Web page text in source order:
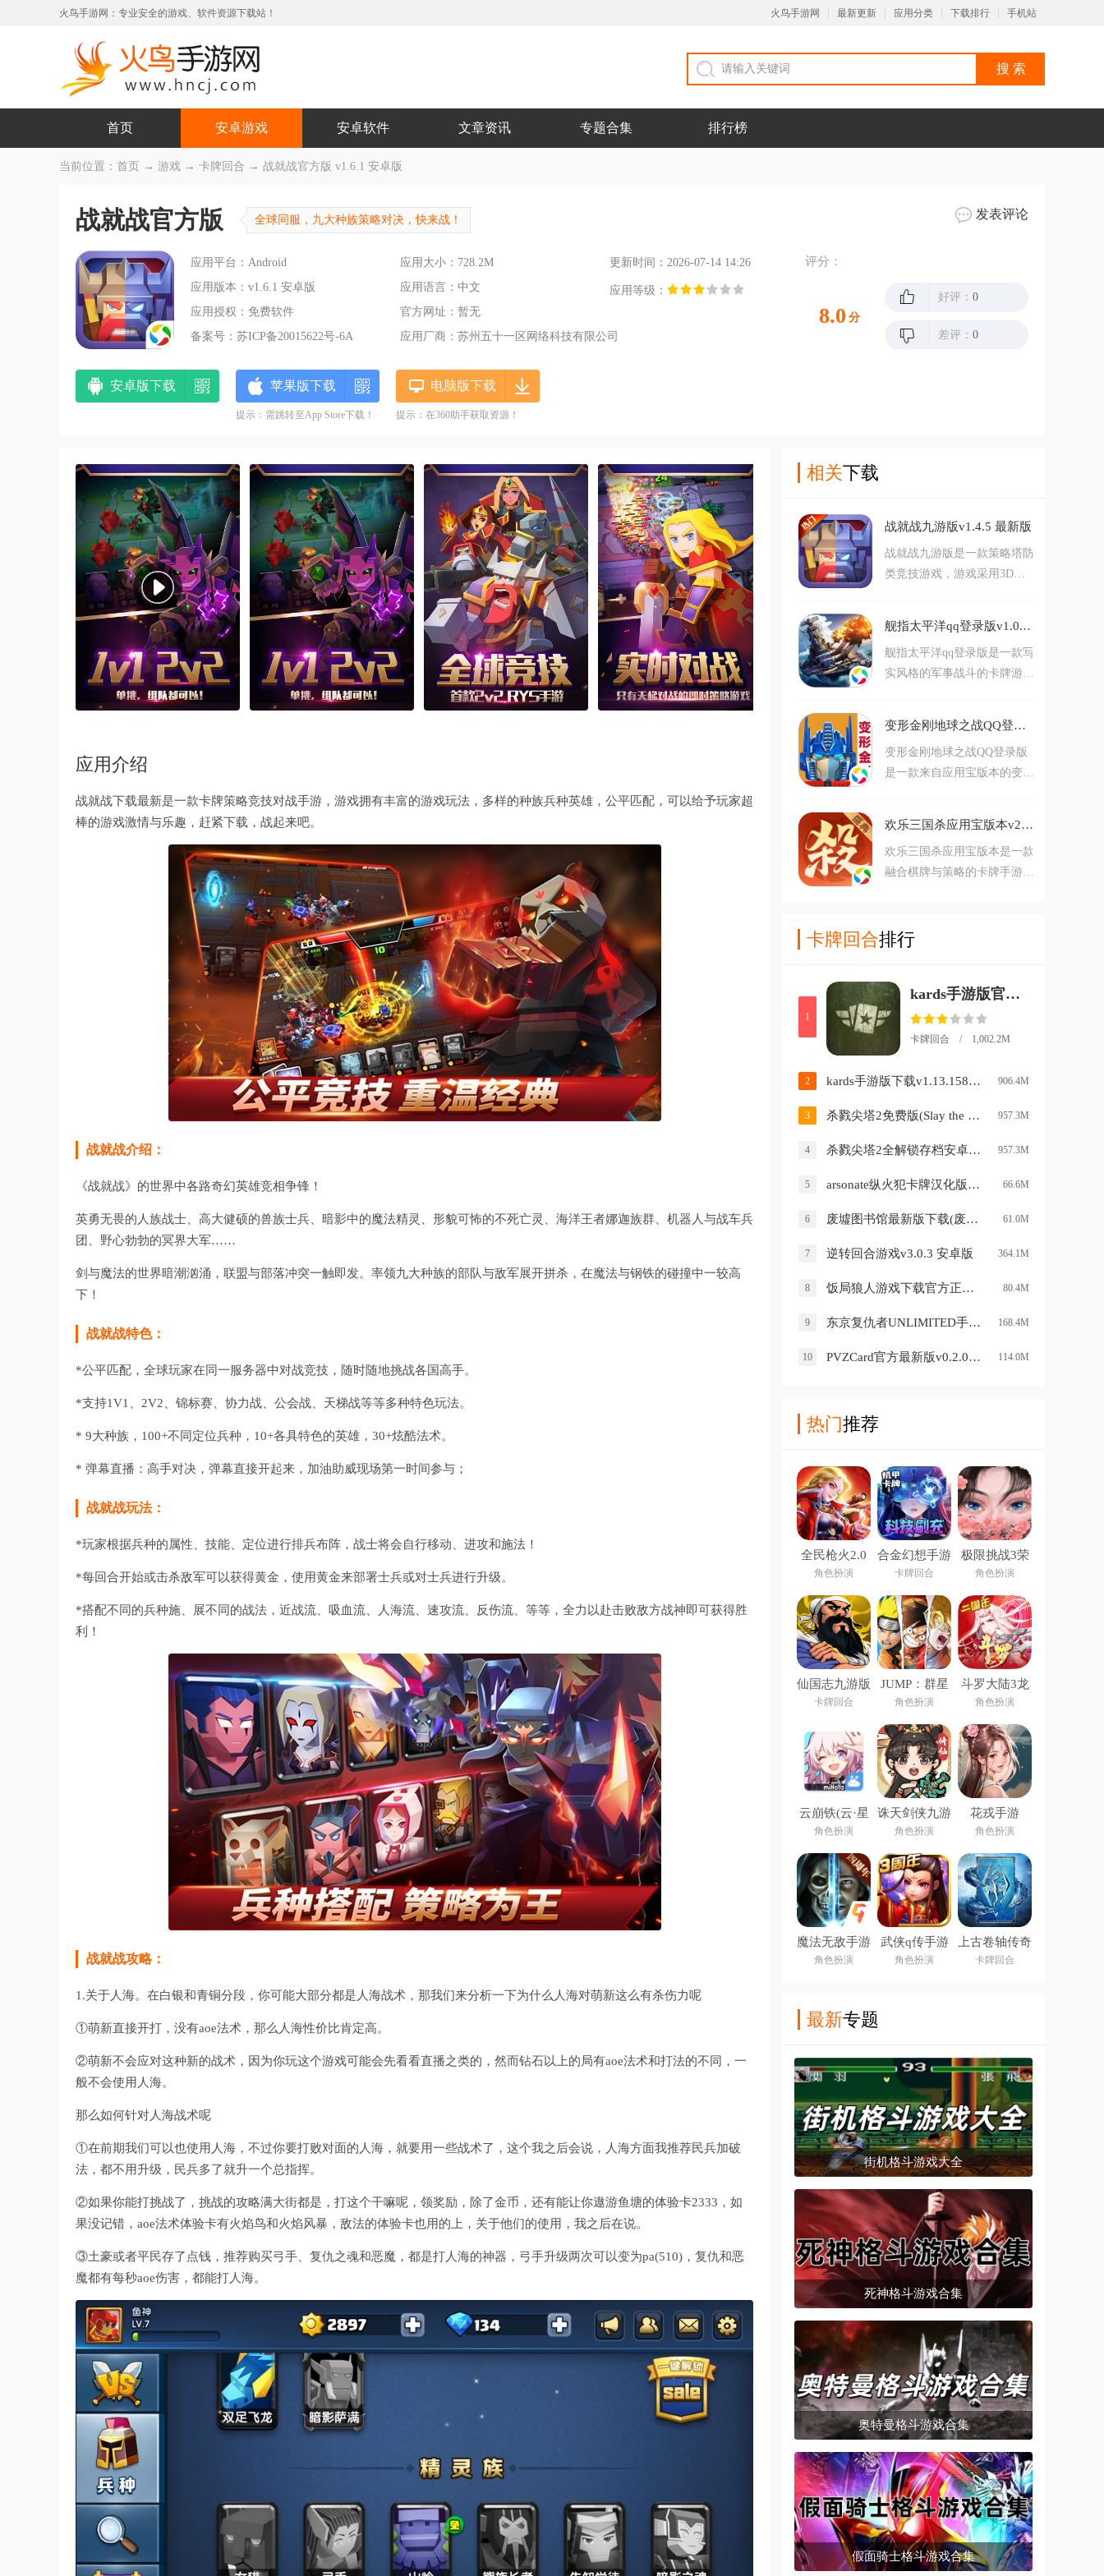
火鸟手游网：专业安全的游戏、软件资源下载站！ 火鸟手游网 最新更新 应用分类 下载排行 手机站
首页 安卓游戏 安卓软件 文章资讯 专题合集 排行榜
当前位置： 首页 → 游戏 → 卡牌回合 → 战就战官方版 v1.6.1 安卓版
战就战官方版 全球同服，九大种族策略对决，快来战！ 发表评论
应用平台：Android 应用大小：728.2M
更新时间：2026-07-14 14:26
应用版本：v1.6.1 安卓版
应用语言：中文
应用等级：
应用授权：免费软件
官方网址：暂无
备案号：苏ICP备20015622号-6A
应用厂商：苏州五十一区网络科技有限公司
评分：
8.0 分
好评： 0
差评： 0
安卓版下载 苹果版下载
提示：需跳转至App Store下载！
电脑版下载
提示：在360助手获取资源！
应用介绍
战就战下载最新是一款卡牌策略竞技对战手游，游戏拥有丰富的游戏玩法，多样的种族兵种英雄，公平匹配，可以给予玩家超
棒的游戏激情与乐趣，赶紧下载，战起来吧。
战就战介绍：
《战就战》的世界中各路奇幻英雄竞相争锋！
英勇无畏的人族战士、高大健硕的兽族士兵、暗影中的魔法精灵、形貌可怖的不死亡灵、海洋王者娜迦族群、机器人与战车兵
团、野心勃勃的冥界大军……
剑与魔法的世界暗潮汹涌，联盟与部落冲突一触即发。率领九大种族的部队与敌军展开拼杀，在魔法与钢铁的碰撞中一较高
下！
战就战特色：
*公平匹配，全球玩家在同一服务器中对战竞技，随时随地挑战各国高手。
*支持1V1、2V2、锦标赛、协力战、公会战、天梯战等等多种特色玩法。
* 9大种族，100+不同定位兵种，10+各具特色的英雄，30+炫酷法术。
* 弹幕直播：高手对决，弹幕直接开起来，加油助威现场第一时间参与；
战就战玩法：
*玩家根据兵种的属性、技能、定位进行排兵布阵，战士将会自行移动、进攻和施法！
*每回合开始或击杀敌军可以获得黄金，使用黄金来部署士兵或对士兵进行升级。
*搭配不同的兵种施、展不同的战法，近战流、吸血流、人海流、速攻流、反伤流、等等，全力以赴击败敌方战神即可获得胜
利！
战就战攻略：
1.关于人海。在白银和青铜分段，你可能大部分都是人海战术，那我们来分析一下为什么人海对萌新这么有杀伤力呢
①萌新直接开打，没有aoe法术，那么人海性价比肯定高。
②萌新不会应对这种新的战术，因为你玩这个游戏可能会先看看直播之类的，然而钻石以上的局有aoe法术和打法的不同，一
般不会使用人海。
那么如何针对人海战术呢
①在前期我们可以也使用人海，不过你要打败对面的人海，就要用一些战术了，这个我之后会说，人海方面我推荐民兵加破
法，都不用升级，民兵多了就升一个总指挥。
②如果你能打挑战了，挑战的攻略满大街都是，打这个干嘛呢，领奖励，除了金币，还有能让你遨游鱼塘的体验卡2333，如
果没记错，aoe法术体验卡有火焰鸟和火焰风暴，敌法的体验卡也用的上，关于他们的使用，我之后在说。
③土豪或者平民存了点钱，推荐购买弓手、复仇之魂和恶魔，都是打人海的神器，弓手升级两次可以变为pa(510)，复仇和恶
魔都有每秒aoe伤害，都能打人海。
相关下载
战就战九游版v1.4.5 最新版
战就战九游版是一款策略塔防
类竞技游戏，游戏采用3D卡
队与敌人展开战斗，消灭他们
来获得游戏的胜利。对此款游
戏感兴趣的玩家不要错过，赶
舰指太平洋qq登录版v1.0.109 安卓版
舰指太平洋qq登录版是一款写
实风格的军事战斗的卡牌游
在游戏里感受战争之间的激烈
和残酷以及智慧，卡牌游戏不
仅仅要有卡，还要培养，以及
绝佳的刺激卡牌游戏吧。
变形金刚地球之战QQ登录版v25.2.0.384 渠道版
变形金刚地球之战QQ登录版
是一款来自应用宝版本的变形
了所有的经典的变形金刚形象
还有霸天虎形象，让玩家可以
在这里去培养自己喜欢的变形
欢乐三国杀应用宝版本v2.3.1 最新版
欢乐三国杀应用宝版本是一款
融合棋牌与策略的卡牌手游，
国名将，利用专属技能与卡牌
重乐趣。游戏操作简单，感兴
趣的朋友快来下载试试吧！
卡牌回合排行
1
kards手游版官方下载渠道v1.48.24871 安卓版
卡牌回合 / 1,002.2M
2 kards手游版下载v1.13.15890 最新版 906.4M
3 杀戮尖塔2免费版(Slay the Spire 2)v0.103.2 中文版 957.3M
4 杀戮尖塔2全解锁存档安卓版(Slay the Spire 2)v0.103.2 中文版 957.3M
5 arsonate纵火犯卡牌汉化版v1.1.1 手机版 66.6M
6 废墟图书馆最新版下载(废墟读书馆)v1.1 安卓版 61.0M
7 逆转回合游戏v3.0.3 安卓版 364.1M
8 饭局狼人游戏下载官方正版v4.2.0 最新版 80.4M
9 东京复仇者UNLIMITED手游(アンリベ安装器)v1.0.2 最新版 168.4M
10 PVZCard官方最新版v0.2.0 安卓版 114.0M
热门推荐
全民枪火2.0
手游
角色扮演
合金幻想手游
卡牌回合
极限挑战3荣
耀之战手游
角色扮演
仙国志九游版
卡牌回合
JUMP：群星
集结下载安装
角色扮演
斗罗大陆3龙
王传说官方版
角色扮演
云崩铁(云·星
穹铁道)
角色扮演
诛天剑侠九游
版
角色扮演
花戎手游
角色扮演
魔法无敌手游
角色扮演
武侠q传手游
角色扮演
上古卷轴传奇
九游版
卡牌回合
最新专题
街机格斗游戏大全
死神格斗游戏合集
奥特曼格斗游戏合集
假面骑士格斗游戏合集